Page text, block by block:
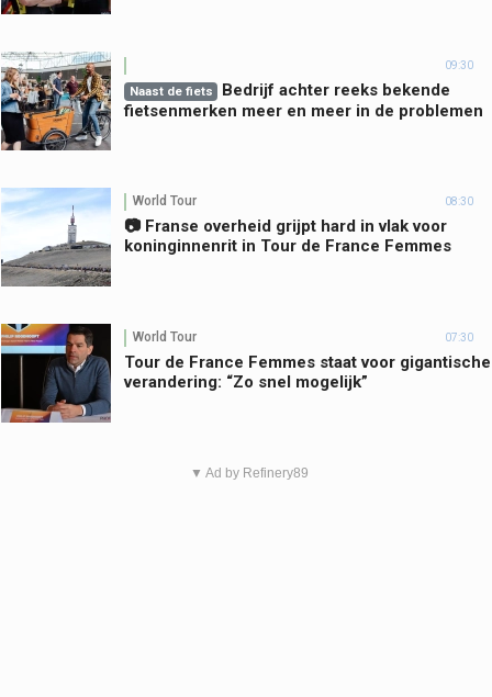
09:30
Naast de fiets
Bedrijf achter reeks bekende
fietsenmerken meer en meer in de problemen
World Tour 08:30
📷 Franse overheid grijpt hard in vlak voor
koninginnenrit in Tour de France Femmes
World Tour 07:30
Tour de France Femmes staat voor gigantische
verandering: “Zo snel mogelijk”
▼ Ad by Refinery89